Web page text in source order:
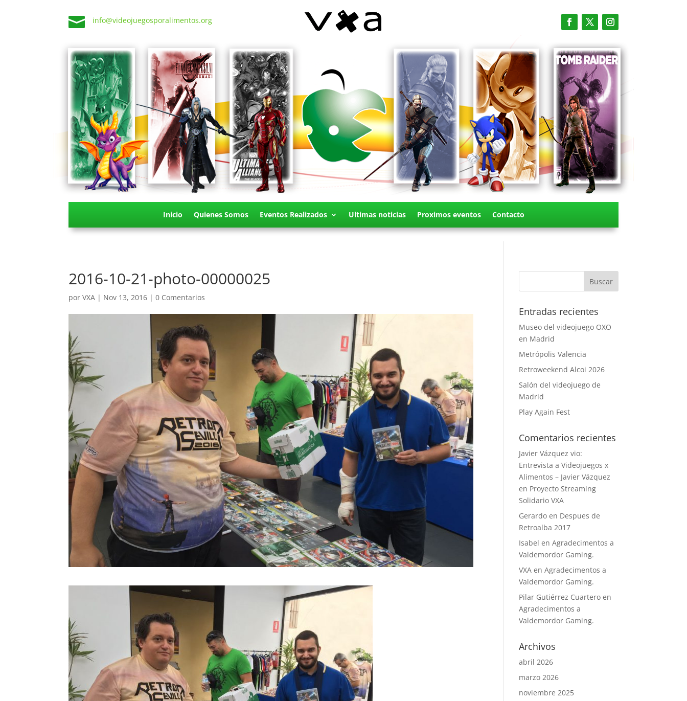
 info@videojuegosporalimentos.org
Inicio Quienes Somos Eventos Realizados Ultimas noticias Proximos eventos Contacto
2016-10-21-photo-00000025
porVXA | Nov 13, 2016 |0 Comentarios
Entradas recientes
Museo del videojuego OXO
en Madrid
Metrópolis Valencia
Retroweekend Alcoi 2026
Salón del videojuego de
Madrid
Play Again Fest
Comentarios recientes
Javier Vázquez vio:
Entrevista a Videojuegos x
Alimentos – Javier Vázquez
en Proyecto Streaming
Solidario VXA
Gerardo en Despues de
Retroalba 2017
Isabel enAgradecimentos a
Valdemordor Gaming.
VXA enAgradecimentos a
Valdemordor Gaming.
Pilar Gutiérrez Cuartero en
Agradecimentos a
Valdemordor Gaming.
Archivos
abril 2026
marzo 2026
noviembre 2025